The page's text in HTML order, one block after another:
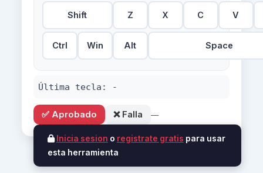
Shift Z X C V
Ctrl Win Alt Space
Última tecla: -
✅ Aprobado ❌ Falla —
Inicia sesion o registrate gratis para usar
esta herramienta